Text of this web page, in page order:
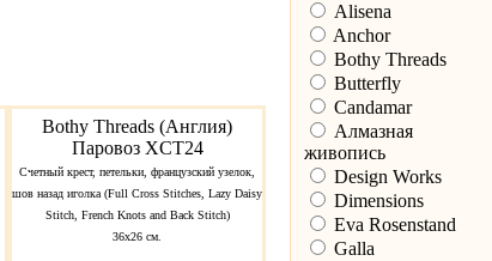
Bothy Threads (Англия)
Паровоз XCT24
Счетный крест, петельки, французский узелок,
шов назад иголка (Full Cross Stitches, Lazy Daisy
Stitch, French Knots and Back Stitch)
36х26 см.
Alisena
Anchor
Bothy Threads
Butterfly
Candamar
Алмазная
живопись
Design Works
Dimensions
Eva Rosenstand
Galla